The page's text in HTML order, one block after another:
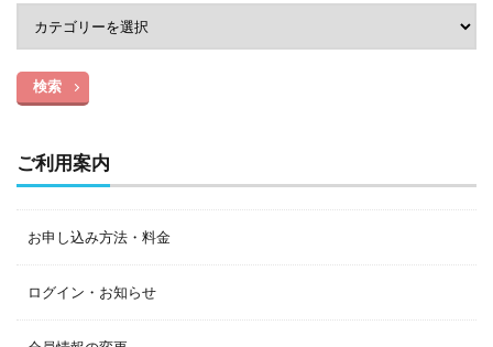
検索
ご利用案内
お申し込み方法・料金
ログイン・お知らせ